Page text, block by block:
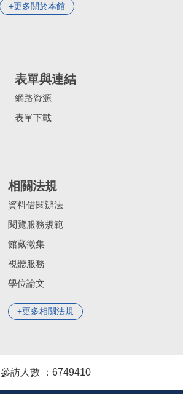
更多關於本館
表單與連結
網路資源
表單下載
相關法規
資料借閱辦法
閱覽服務規範
館藏徵集
視聽服務
學位論文
更多相關法規
參訪人數 ： 6749410